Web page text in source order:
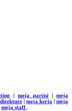
meja partisi
meja
meja kerja
meja
meja staff